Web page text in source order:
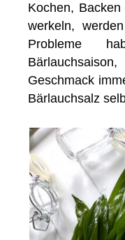
Kochen,
werkeln,
Probleme
Geschmack
Bärlauchsalz